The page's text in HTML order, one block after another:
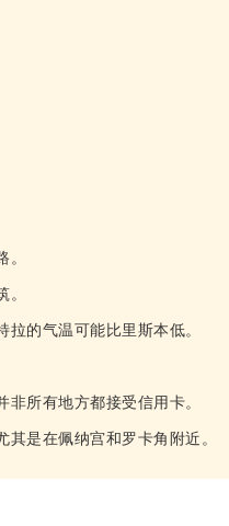
的气温可能比里斯本低。
所有地方都接受信用卡。
是在佩纳宫和罗卡角附近。